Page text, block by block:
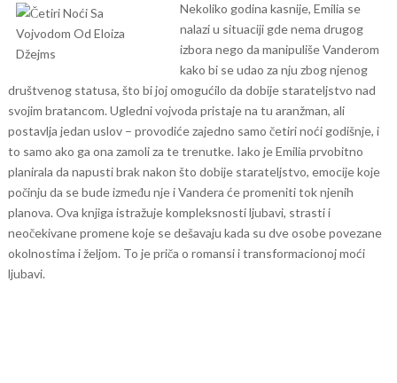
Nekoliko godina kasnije, Emilia se
nalazi u situaciji gde nema drugog
izbora nego da manipuliše Vanderom
kako bi se udao za nju zbog njenog
društvenog statusa, što bi joj omogućilo da dobije starateljstvo nad
svojim bratancom. Ugledni vojvoda pristaje na tu aranžman, ali
postavlja jedan uslov – provodiće zajedno samo četiri noći godišnje, i
to samo ako ga ona zamoli za te trenutke. Iako je Emilia prvobitno
planirala da napusti brak nakon što dobije starateljstvo, emocije koje
počinju da se bude između nje i Vandera će promeniti tok njenih
planova. Ova knjiga istražuje kompleksnosti ljubavi, strasti i
neočekivane promene koje se dešavaju kada su dve osobe povezane
okolnostima i željom. To je priča o romansi i transformacionoj moći
ljubavi.